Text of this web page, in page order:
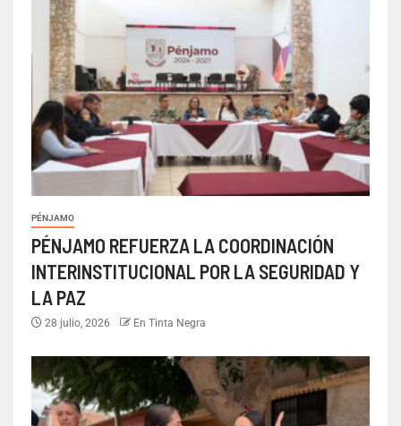
PÉNJAMO
PÉNJAMO REFUERZA LA COORDINACIÓN
INTERINSTITUCIONAL POR LA SEGURIDAD Y
LA PAZ
28 julio, 2026 En Tinta Negra